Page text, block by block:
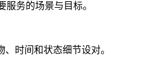
服务的场景与目标。
时间和状态细节设对。